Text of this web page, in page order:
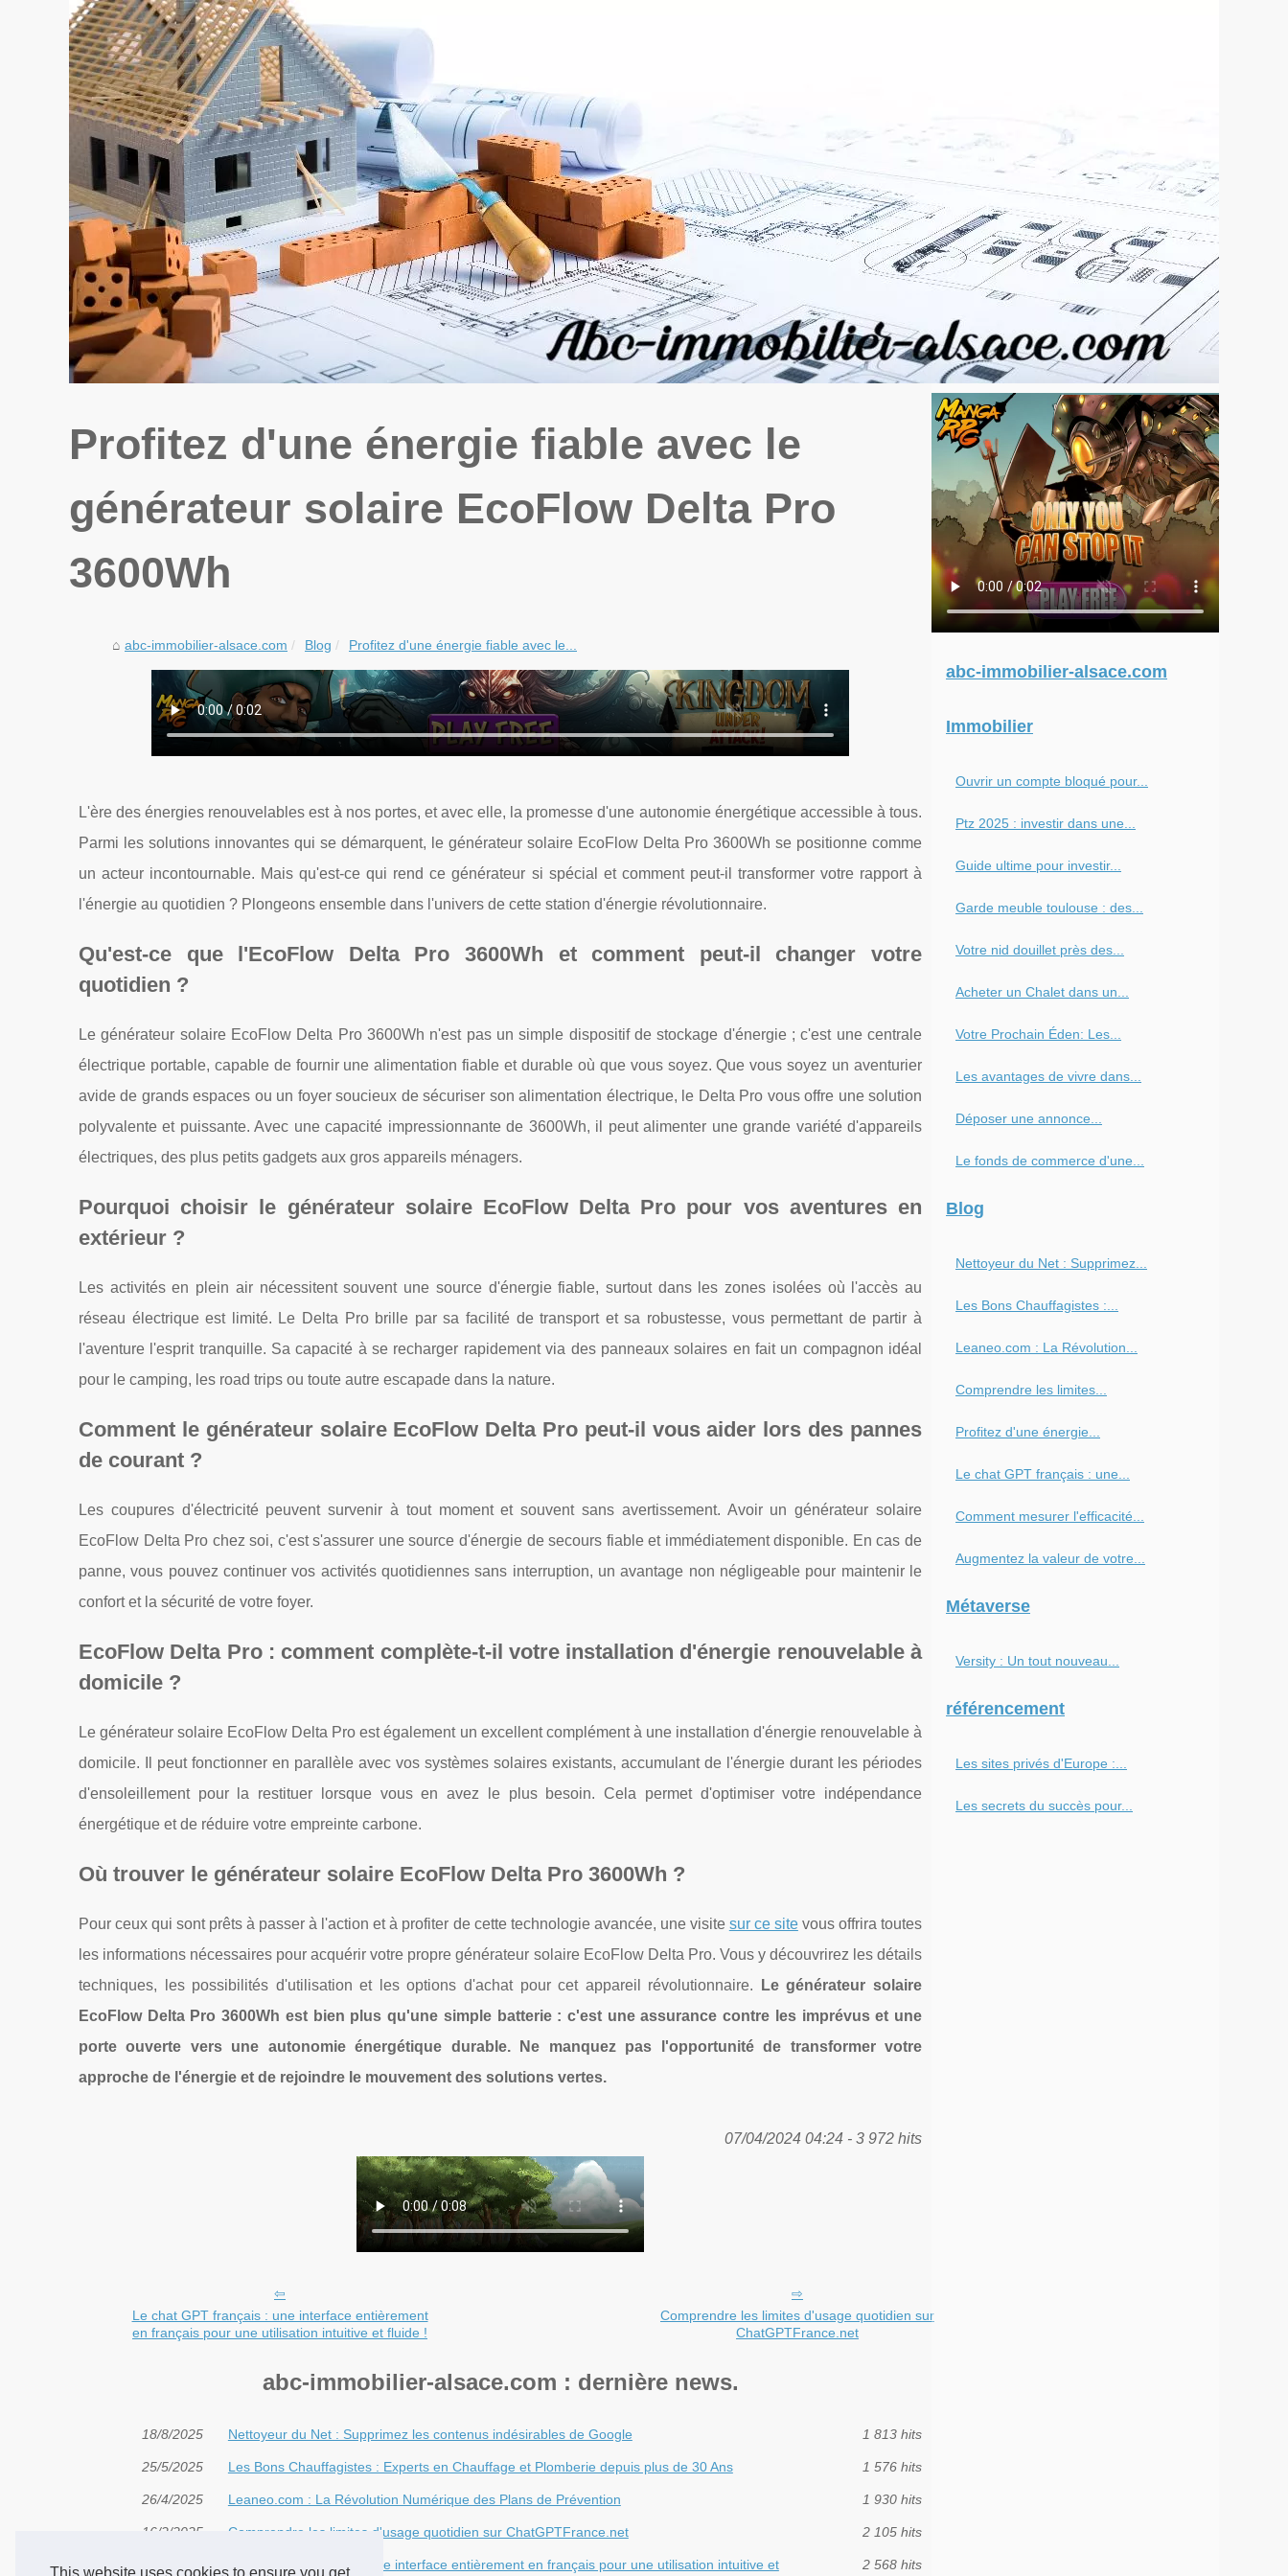
Profitez d'une énergie fiable avec le
générateur solaire EcoFlow Delta Pro
3600Wh
abc-immobilier-alsace.com Blog Profitez d'une énergie fiable avec le...
L'ère des énergies renouvelables est à nos portes, et avec elle, la promesse d'une autonomie énergétique accessible à tous.
Parmi les solutions innovantes qui se démarquent, le générateur solaire EcoFlow Delta Pro 3600Wh se positionne comme
un acteur incontournable. Mais qu'est-ce qui rend ce générateur si spécial et comment peut-il transformer votre rapport à
l'énergie au quotidien ? Plongeons ensemble dans l'univers de cette station d'énergie révolutionnaire.
Qu'est-ce que l'EcoFlow Delta Pro 3600Wh et comment peut-il changer votre
quotidien ?
Le générateur solaire EcoFlow Delta Pro 3600Wh n'est pas un simple dispositif de stockage d'énergie ; c'est une centrale
électrique portable, capable de fournir une alimentation fiable et durable où que vous soyez. Que vous soyez un aventurier
avide de grands espaces ou un foyer soucieux de sécuriser son alimentation électrique, le Delta Pro vous offre une solution
polyvalente et puissante. Avec une capacité impressionnante de 3600Wh, il peut alimenter une grande variété d'appareils
électriques, des plus petits gadgets aux gros appareils ménagers.
Pourquoi choisir le générateur solaire EcoFlow Delta Pro pour vos aventures en
extérieur ?
Les activités en plein air nécessitent souvent une source d'énergie fiable, surtout dans les zones isolées où l'accès au
réseau électrique est limité. Le Delta Pro brille par sa facilité de transport et sa robustesse, vous permettant de partir à
l'aventure l'esprit tranquille. Sa capacité à se recharger rapidement via des panneaux solaires en fait un compagnon idéal
pour le camping, les road trips ou toute autre escapade dans la nature.
Comment le générateur solaire EcoFlow Delta Pro peut-il vous aider lors des pannes
de courant ?
Les coupures d'électricité peuvent survenir à tout moment et souvent sans avertissement. Avoir un générateur solaire
EcoFlow Delta Pro chez soi, c'est s'assurer une source d'énergie de secours fiable et immédiatement disponible. En cas de
panne, vous pouvez continuer vos activités quotidiennes sans interruption, un avantage non négligeable pour maintenir le
confort et la sécurité de votre foyer.
EcoFlow Delta Pro : comment complète-t-il votre installation d'énergie renouvelable à
domicile ?
Le générateur solaire EcoFlow Delta Pro est également un excellent complément à une installation d'énergie renouvelable à
domicile. Il peut fonctionner en parallèle avec vos systèmes solaires existants, accumulant de l'énergie durant les périodes
d'ensoleillement pour la restituer lorsque vous en avez le plus besoin. Cela permet d'optimiser votre indépendance
énergétique et de réduire votre empreinte carbone.
Où trouver le générateur solaire EcoFlow Delta Pro 3600Wh ?
Pour ceux qui sont prêts à passer à l'action et à profiter de cette technologie avancée, une visite sur ce sitevous offrira toutes
les informations nécessaires pour acquérir votre propre générateur solaire EcoFlow Delta Pro. Vous y découvrirez les détails
techniques, les possibilités d'utilisation et les options d'achat pour cet appareil révolutionnaire.
Le générateur solaire
EcoFlow Delta Pro 3600Wh est bien plus qu'une simple batterie : c'est une assurance contre les imprévus et une
porte ouverte vers une autonomie énergétique durable. Ne manquez pas l'opportunité de transformer votre
approche de l'énergie et de rejoindre le mouvement des solutions vertes.
07/04/2024 04:24 - 3 972 hits
Le chat GPT français : une interface entièrement
en français pour une utilisation intuitive et fluide !
Comprendre les limites d'usage quotidien sur
ChatGPTFrance.net
abc-immobilier-alsace.com : dernière news.
18/8/2025 Nettoyeur du Net : Supprimez les contenus indésirables de Google 1 813 hits
25/5/2025 Les Bons Chauffagistes : Experts en Chauffage et Plomberie depuis plus de 30 Ans 1 576 hits
26/4/2025 Leaneo.com : La Révolution Numérique des Plans de Prévention 1 930 hits
16/2/2025 Comprendre les limites d'usage quotidien sur ChatGPTFrance.net 2 105 hits
28/1/2024
Le chat GPT français : une interface entièrement en français pour une utilisation intuitive et
2 568 hits
abc-immobilier-alsace.com
Immobilier
Ouvrir un compte bloqué pour...
Ptz 2025 : investir dans une...
Guide ultime pour investir...
Garde meuble toulouse : des...
Votre nid douillet près des...
Acheter un Chalet dans un...
Votre Prochain Éden: Les...
Les avantages de vivre dans...
Déposer une annonce...
Le fonds de commerce d'une...
Blog
Nettoyeur du Net : Supprimez...
Les Bons Chauffagistes :...
Leaneo.com : La Révolution...
Comprendre les limites...
Profitez d'une énergie...
Le chat GPT français : une...
Comment mesurer l'efficacité...
Augmentez la valeur de votre...
Métaverse
Versity : Un tout nouveau...
référencement
Les sites privés d'Europe :...
Les secrets du succès pour...